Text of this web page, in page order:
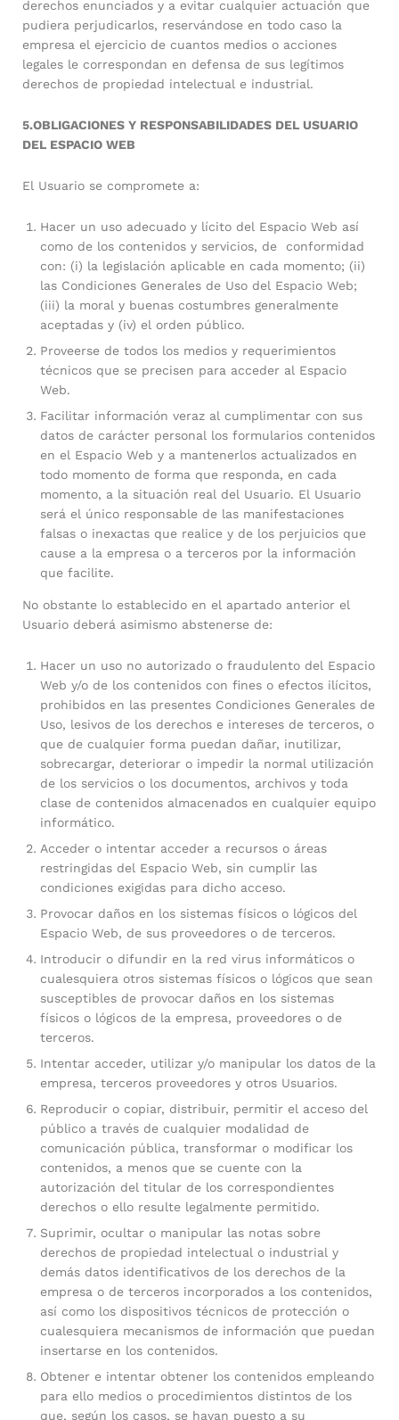
derechos enunciados y a evitar cualquier actuación que
pudiera perjudicarlos, reservándose en todo caso la
empresa el ejercicio de cuantos medios o acciones
legales le correspondan en defensa de sus legítimos
derechos de propiedad intelectual e industrial.
5.OBLIGACIONES Y RESPONSABILIDADES DEL USUARIO
DEL ESPACIO WEB
El Usuario se compromete a:
Hacer un uso adecuado y lícito del Espacio Web así
como de los contenidos y servicios, de conformidad
con: (i) la legislación aplicable en cada momento; (ii)
las Condiciones Generales de Uso del Espacio Web;
(iii) la moral y buenas costumbres generalmente
aceptadas y (iv) el orden público.
Proveerse de todos los medios y requerimientos
técnicos que se precisen para acceder al Espacio
Web.
Facilitar información veraz al cumplimentar con sus
datos de carácter personal los formularios contenidos
en el Espacio Web y a mantenerlos actualizados en
todo momento de forma que responda, en cada
momento, a la situación real del Usuario. El Usuario
será el único responsable de las manifestaciones
falsas o inexactas que realice y de los perjuicios que
cause a la empresa o a terceros por la información
que facilite.
No obstante lo establecido en el apartado anterior el
Usuario deberá asimismo abstenerse de:
Hacer un uso no autorizado o fraudulento del Espacio
Web y/o de los contenidos con fines o efectos ilícitos,
prohibidos en las presentes Condiciones Generales de
Uso, lesivos de los derechos e intereses de terceros, o
que de cualquier forma puedan dañar, inutilizar,
sobrecargar, deteriorar o impedir la normal utilización
de los servicios o los documentos, archivos y toda
clase de contenidos almacenados en cualquier equipo
informático.
Acceder o intentar acceder a recursos o áreas
restringidas del Espacio Web, sin cumplir las
condiciones exigidas para dicho acceso.
Provocar daños en los sistemas físicos o lógicos del
Espacio Web, de sus proveedores o de terceros.
Introducir o difundir en la red virus informáticos o
cualesquiera otros sistemas físicos o lógicos que sean
susceptibles de provocar daños en los sistemas
físicos o lógicos de la empresa, proveedores o de
terceros.
Intentar acceder, utilizar y/o manipular los datos de la
empresa, terceros proveedores y otros Usuarios.
Reproducir o copiar, distribuir, permitir el acceso del
público a través de cualquier modalidad de
comunicación pública, transformar o modificar los
contenidos, a menos que se cuente con la
autorización del titular de los correspondientes
derechos o ello resulte legalmente permitido.
Suprimir, ocultar o manipular las notas sobre
derechos de propiedad intelectual o industrial y
demás datos identificativos de los derechos de la
empresa o de terceros incorporados a los contenidos,
así como los dispositivos técnicos de protección o
cualesquiera mecanismos de información que puedan
insertarse en los contenidos.
Obtener e intentar obtener los contenidos empleando
para ello medios o procedimientos distintos de los
que, según los casos, se hayan puesto a su